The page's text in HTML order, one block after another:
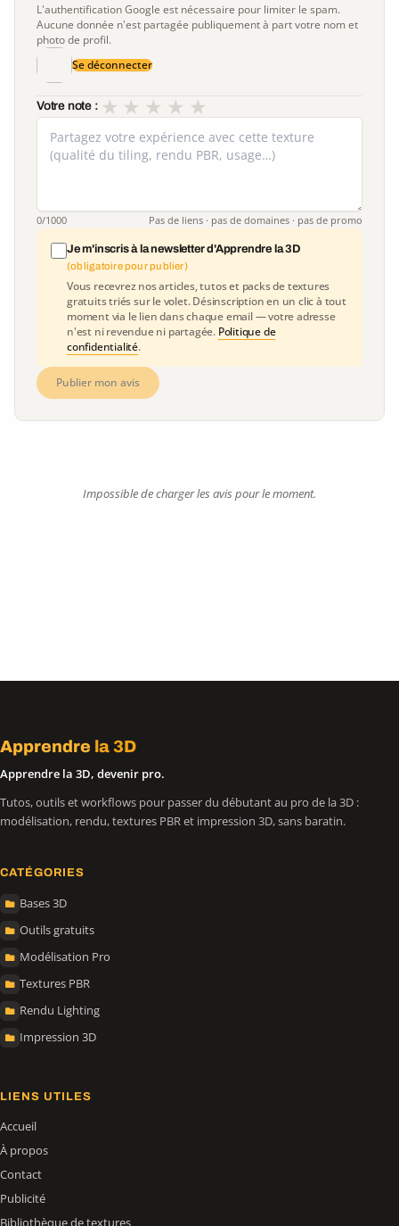
L'authentification Google est nécessaire pour limiter le spam.
Aucune donnée n'est partagée publiquement à part votre nom et
photo de profil.
Se déconnecter
Votre note : ★
★
★
★
★
0/1000 Pas de liens · pas de domaines · pas de promo
Je m'inscris à la newsletter d'Apprendre la 3D
(obligatoire pour publier)
Vous recevrez nos articles, tutos et packs de textures
gratuits triés sur le volet. Désinscription en un clic à tout
moment via le lien dans chaque email — votre adresse
n'est ni revendue ni partagée. Politique de
confidentialité.
Publier mon avis
Impossible de charger les avis pour le moment.
Apprendre la 3D
Apprendre la 3D, devenir pro.
Tutos, outils et workflows pour passer du débutant au pro de la 3D :
modélisation, rendu, textures PBR et impression 3D, sans baratin.
CATÉGORIES
Bases 3D
Outils gratuits
Modélisation Pro
Textures PBR
Rendu Lighting
Impression 3D
LIENS UTILES
Accueil
À propos
Contact
Publicité
Bibliothèque de textures